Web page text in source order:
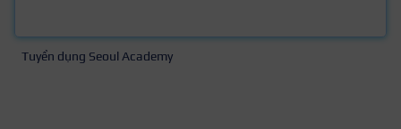
Tuyển dụng Seoul Academy